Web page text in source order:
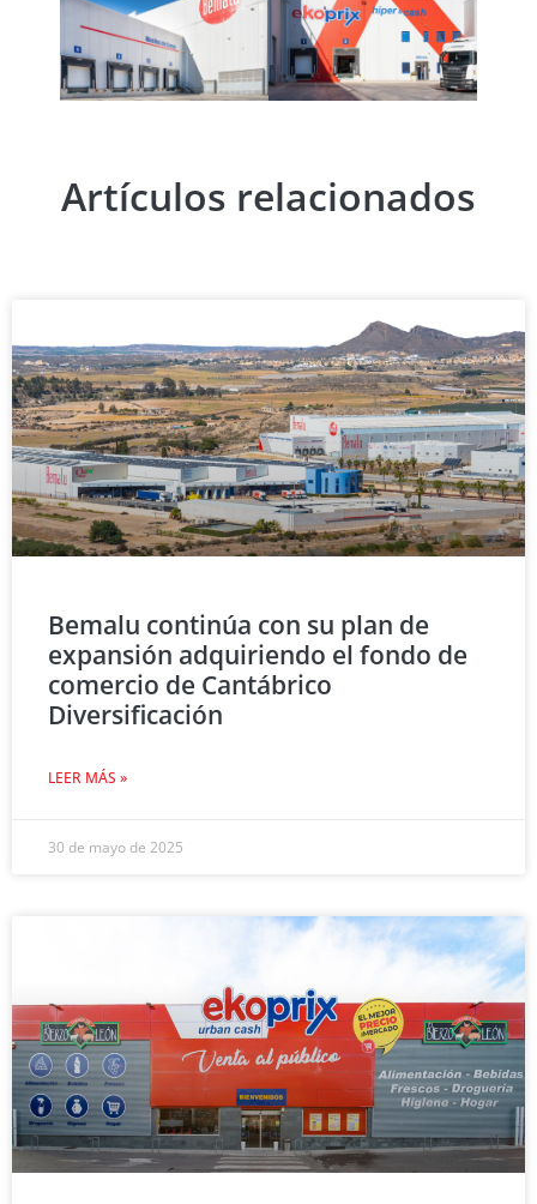
Artículos relacionados
Bemalu continúa con su plan de
expansión adquiriendo el fondo de
comercio de Cantábrico
Diversificación
LEER MÁS »
30 de mayo de 2025